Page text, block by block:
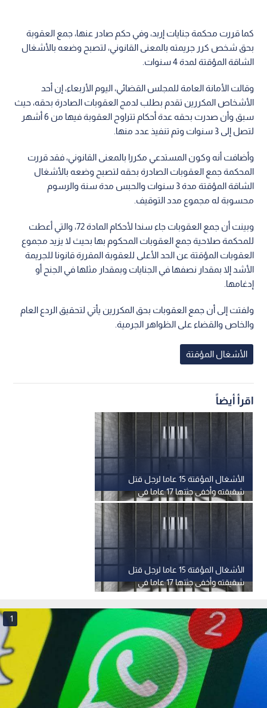
كما قررت محكمة جنايات إربد، وفي حكم صادر عنها، جمع العقوبة
بحق شخص كرر جريمته بالمعنى القانوني، لتصبح وضعه بالأشغال
الشاقة المؤقتة لمدة 4 سنوات.
وقالت الأمانة العامة للمجلس القضائي، اليوم الأربعاء، إن أحد
الأشخاص المكررين تقدم بطلب لدمج العقوبات الصادرة بحقه، حيث
سبق وأن صدرت بحقه عدة أحكام تتراوح العقوبة فيها من 6 أشهر
لتصل إلى 3 سنوات وتم تنفيذ عدد منها.
وأضافت أنه وكون المستدعي مكررا بالمعنى القانوني، فقد قررت
المحكمة جمع العقوبات الصادرة بحقه لتصبح وضعه بالأشغال
الشاقة المؤقتة مدة 3 سنوات والحبس مدة سنة والرسوم
محسوبة له مجموع مدد التوقيف.
وبينت أن جمع العقوبات جاء سندا لأحكام المادة 72، والتي أعطت
للمحكمة صلاحية جمع العقوبات المحكوم بها بحيث لا يزيد مجموع
العقوبات المؤقتة عن الحد الأعلى للعقوبة المقررة قانونا للجريمة
الأشد إلا بمقدار نصفها في الجنايات وبمقدار مثلها في الجنح أو
إدغامها.
ولفتت إلى أن جمع العقوبات بحق المكررين يأتي لتحقيق الردع العام
والخاص والقضاء على الظواهر الجرمية.
الأشغال المؤقتة
اقرأ أيضاً
الأشغال المؤقتة 15 عاما لرجل قتل
شقيقته وأخفى جثتها 17 عاما في
الأردن
الأشغال المؤقتة 15 عاما لرجل قتل
شقيقته وأخفى جثتها 17 عاما في
الأردن
1